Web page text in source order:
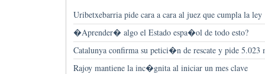
Uribetxebarria pide cara a cara al juez que cumpla la ley
�Aprender� algo el Estado espa�ol de todo esto?
Catalunya confirma su petici�n de rescate y pide 5.023
Rajoy mantiene la inc�gnita al iniciar un mes clave